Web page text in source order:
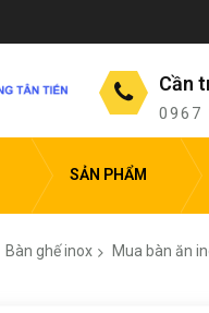
Cần
0967
SẢN PHẨM
Bàn ghế inox Mua bàn ăn